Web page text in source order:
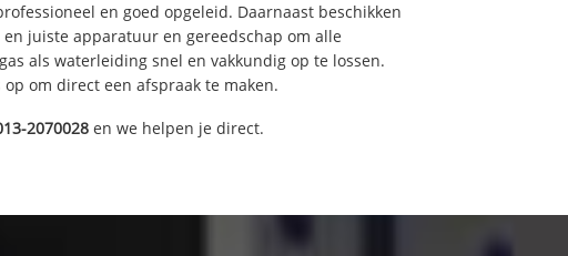
en goed opgeleid. Daarnaast beschikken
juiste apparatuur en gereedschap om alle
als waterleiding snel en vakkundig op te lossen.
om direct een afspraak te maken.
2070028 en we helpen je direct.